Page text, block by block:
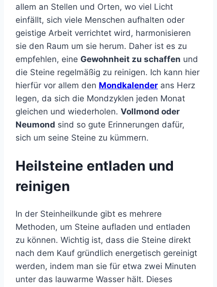
allem an Stellen und Orten, wo viel Licht
einfällt, sich viele Menschen aufhalten oder
geistige Arbeit verrichtet wird, harmonisieren
sie den Raum um sie herum. Daher ist es zu
empfehlen, eine Gewohnheit zu schaffen und
die Steine regelmäßig zu reinigen. Ich kann hier
hierfür vor allem den Mondkalender ans Herz
legen, da sich die Mondzyklen jeden Monat
gleichen und wiederholen. Vollmond oder
Neumond sind so gute Erinnerungen dafür,
sich um seine Steine zu kümmern.
Heilsteine entladen und
reinigen
In der Steinheilkunde gibt es mehrere
Methoden, um Steine aufladen und entladen
zu können. Wichtig ist, dass die Steine direkt
nach dem Kauf gründlich energetisch gereinigt
werden, indem man sie für etwa zwei Minuten
unter das lauwarme Wasser hält. Dieses